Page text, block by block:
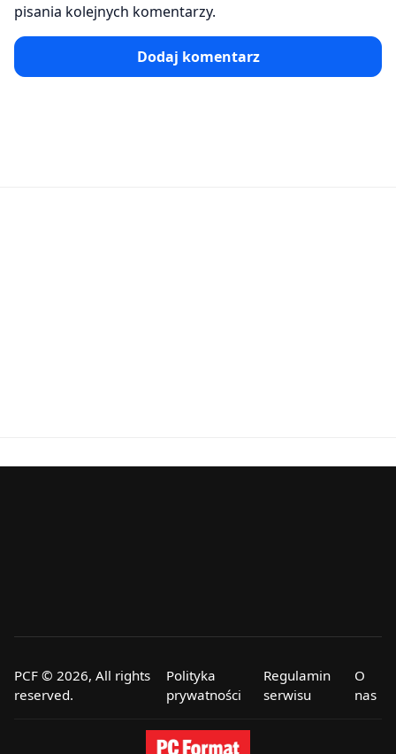
pisania kolejnych komentarzy.
Dodaj komentarz
PCF © 2026, All rights
reserved.
Polityka
prywatności
Regulamin
serwisu
O
nas